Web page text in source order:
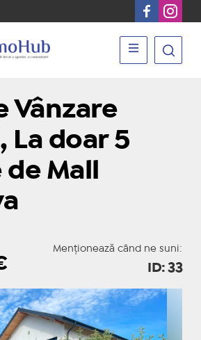
Vânzare
La doar 5
Mall
Menționează când ne suni:
ID: 33